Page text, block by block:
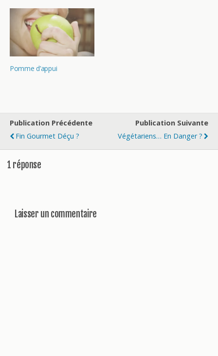
Pomme d’appui
Publication Précédente
Fin Gourmet Déçu ?
Publication Suivante
Végétariens… En Danger ?
1 réponse
Laisser un commentaire